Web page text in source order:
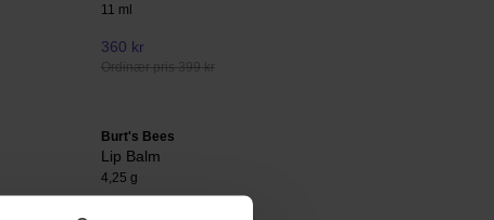
11 ml
360 kr
Ordinær pris 399 kr
Burt's Bees
Lip Balm
4,25 g